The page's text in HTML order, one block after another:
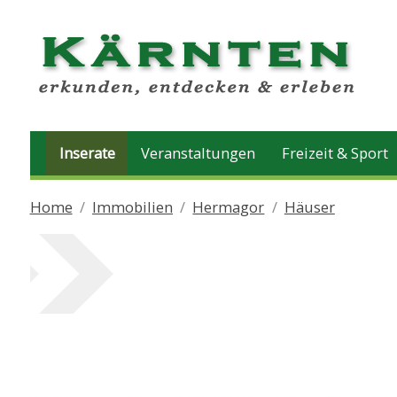
Inserate Veranstaltungen Freizeit & Sport
Home Immobilien Hermagor Häuser